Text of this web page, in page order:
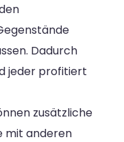
Dadurch
jeder profitiert
zusätzliche
mit anderen